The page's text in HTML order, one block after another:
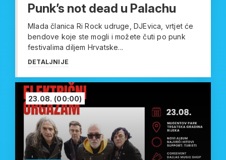
Punk’s not dead u Palachu
Mlada članica Ri Rock udruge, DJEvica, vrtjet će
bendove koje ste mogli i možete čuti po punk
festivalima diljem Hrvatske...
DETALJNIJE
23.08. (00:00)